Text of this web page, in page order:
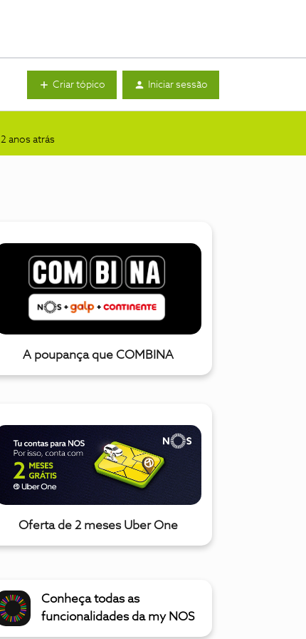
Criar tópico Iniciar sessão
2 anos atrás
A poupança que COMBINA
Oferta de 2 meses Uber One
Conheça todas as
funcionalidades da my NOS